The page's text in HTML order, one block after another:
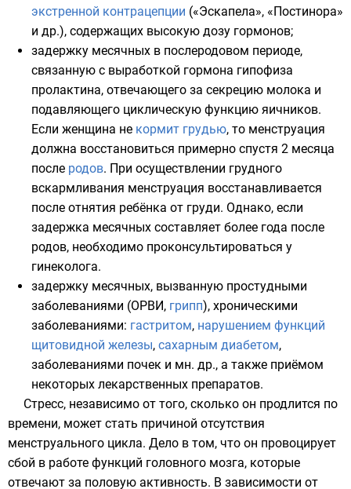
экстренной контрацепции («Эскапела», «Постинора»
и др.), содержащих высокую дозу гормонов;
задержку месячных в послеродовом периоде,
связанную с выработкой гормона гипофиза
пролактина, отвечающего за секрецию молока и
подавляющего циклическую функцию яичников.
Если женщина не кормит грудью, то менструация
должна восстановиться примерно спустя 2 месяца
после родов. При осуществлении грудного
вскармливания менструация восстанавливается
после отнятия ребёнка от груди. Однако, если
задержка месячных составляет более года после
родов, необходимо проконсультироваться у
гинеколога.
задержку месячных, вызванную простудными
заболеваниями (ОРВИ, грипп), хроническими
заболеваниями: гастритом, нарушением функций
щитовидной железы, сахарным диабетом,
заболеваниями почек и мн. др., а также приёмом
некоторых лекарственных препаратов.
Стресс, независимо от того, сколько он продлится по
времени, может стать причиной отсутствия
менструального цикла. Дело в том, что он провоцирует
сбой в работе функций головного мозга, которые
отвечают за половую активность. В зависимости от